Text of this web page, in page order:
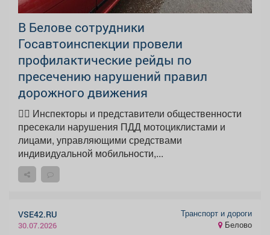
В Белове сотрудники
Госавтоинспекции провели
профилактические рейды по
пресечению нарушений правил
дорожного движения
👮‍♂ Инспекторы и представители общественности
пресекали нарушения ПДД мотоциклистами и
лицами, управляющими средствами
индивидуальной мобильности,...
VSE42.RU
30.07.2026
Транспорт и дороги
Белово